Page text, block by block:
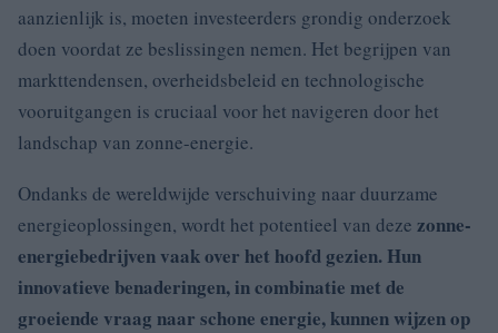
aanzienlijk is, moeten investeerders grondig onderzoek
doen voordat ze beslissingen nemen. Het begrijpen van
markttendensen, overheidsbeleid en technologische
vooruitgangen is cruciaal voor het navigeren door het
landschap van zonne-energie.
Ondanks de wereldwijde verschuiving naar duurzame
energieoplossingen, wordt het potentieel van deze zonne-
energiebedrijven vaak over het hoofd gezien. Hun
innovatieve benaderingen, in combinatie met de
groeiende vraag naar schone energie, kunnen wijzen op